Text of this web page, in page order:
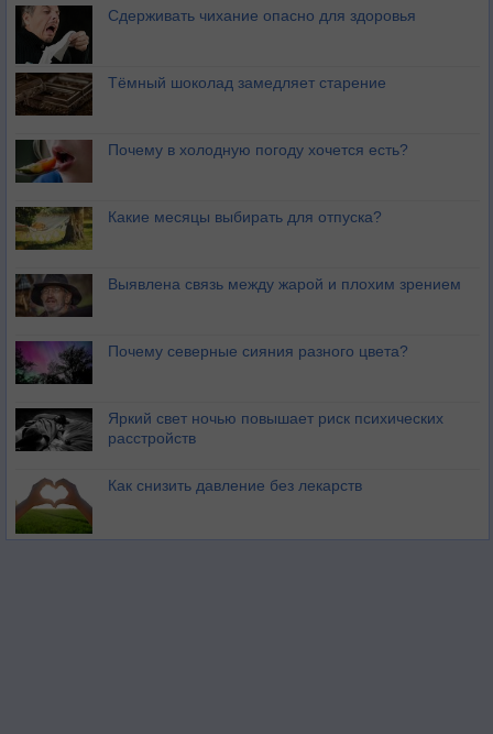
Сдерживать чихание опасно для здоровья
Тёмный шоколад замедляет старение
Почему в холодную погоду хочется есть?
Какие месяцы выбирать для отпуска?
Выявлена связь между жарой и плохим зрением
Почему северные сияния разного цвета?
Яркий свет ночью повышает риск психических
расстройств
Как снизить давление без лекарств